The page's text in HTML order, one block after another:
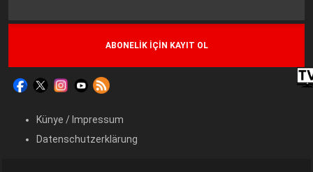
Künye / Impressum
Datenschutzerklärung